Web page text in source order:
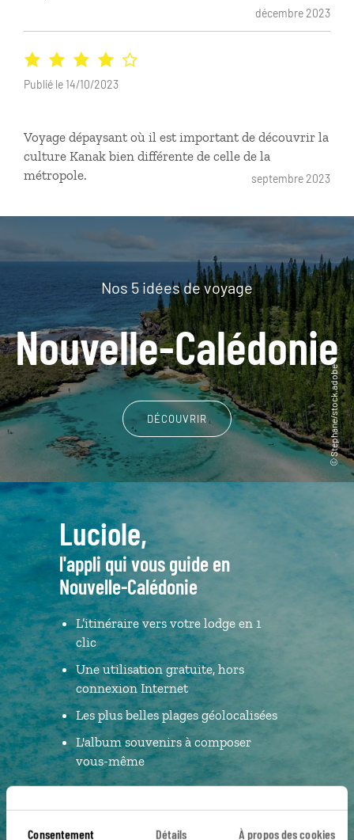
Consentement Détails À propos des cookies
décembre 2023
Voyage dépaysant où il est important de découvrir la
culture Kanak bien différente de celle de la
métropole.
septembre 2023
Publié le 14/10/2023
Nos 5 idées de voyage
Nouvelle-Calédonie
DÉCOUVRIR
Luciole,
l'appli qui vous guide en
Nouvelle-Calédonie
L’itinéraire vers votre lodge en 1
clic
Une utilisation gratuite, hors
connexion Internet
Les plus belles plages géolocalisées
L'album souvenirs à composer
vous-même